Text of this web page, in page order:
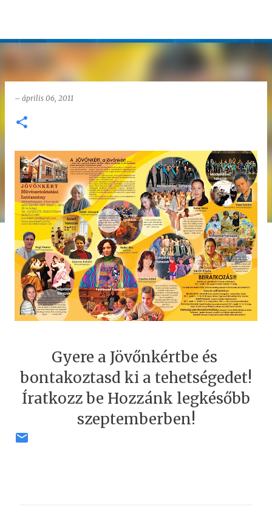
– április 06, 2011
Gyere a Jövőnkértbe és
bontakoztasd ki a tehetségedet!
Íratkozz be Hozzánk legkésőbb
szeptemberben!